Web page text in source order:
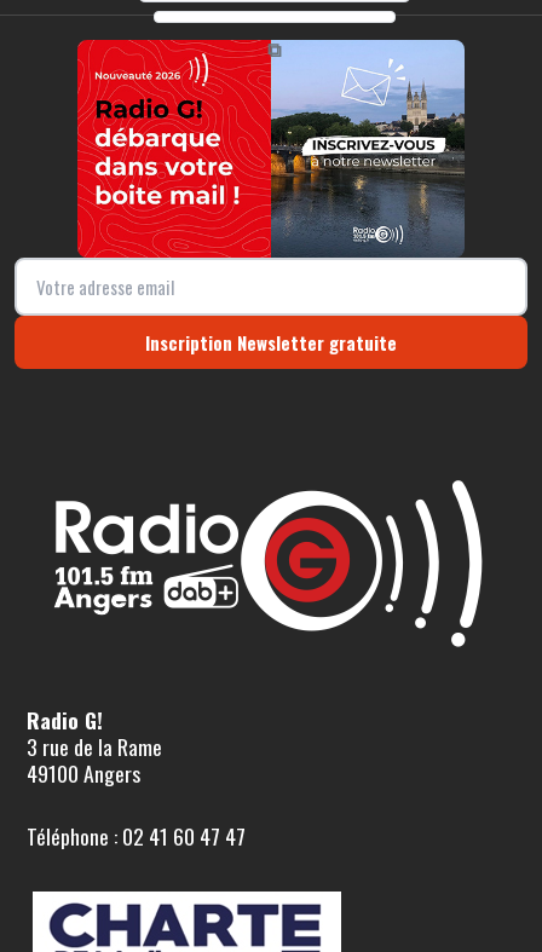
https://radio-g.fr?13594
⧉
Inscription Newsletter gratuite
Radio G!
3 rue de la Rame
49100 Angers
Téléphone : 02 41 60 47 47